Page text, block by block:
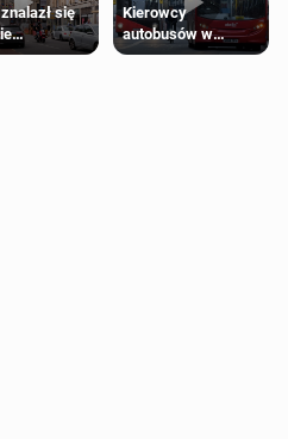
się
Kierowcy
autobusów w
Londynie